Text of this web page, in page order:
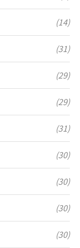
(14)
(31)
(29)
(29)
(31)
(30)
(30)
(30)
(30)